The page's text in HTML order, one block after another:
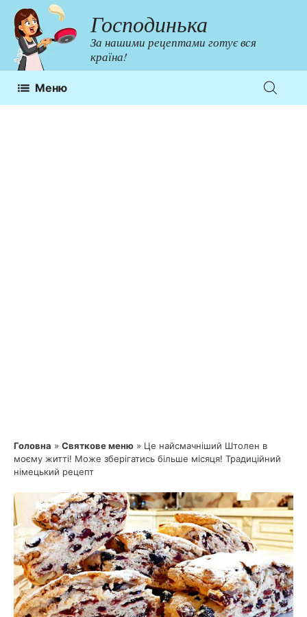
Перейти
до
контенту
Господинька
За нашими рецептами готує вся
країна!
Меню
Головна » Святкове меню » Це найсмачніший Штолен в
моєму житті! Може зберігатись більше місяця! Традиційний
німецький рецепт